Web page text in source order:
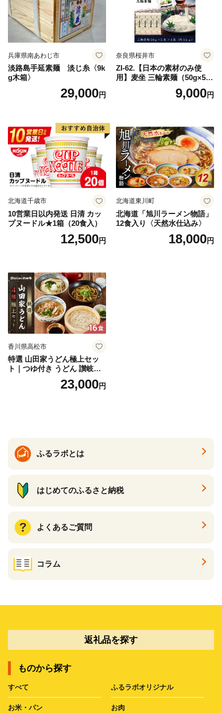
兵庫県南あわじ市
淡路島手延素麺 淡じ糸〈9k
g木箱〉
29,000円
奈良県桜井市
ZI-62.【日本の素材のみ使
用】麦坐 三輪素麺（50g×5束
9,000円
北海道千歳市
10営業日以内発送 日清 カッ
プヌードル★1箱（20食入）
12,500円
北海道東川町
北海道「旭川ラーメン物語」
12食入り〈天然水仕込み〉
18,000円
香川県高松市
特選 山田家うどん極上セッ
ト｜つゆ付き うどん 讃岐う
どん さぬきうどん 生麵 うど
んセット カレーうどん 生う
23,000円
ふるラボとは
はじめてのふるさと納税
よくあるご質問
コラム
返礼品を探す
ものから探す
すべて ふるラボオリジナル
お米・パン お肉